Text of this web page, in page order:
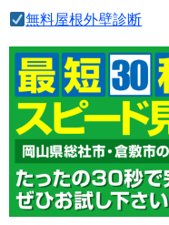
無料屋根外壁診断